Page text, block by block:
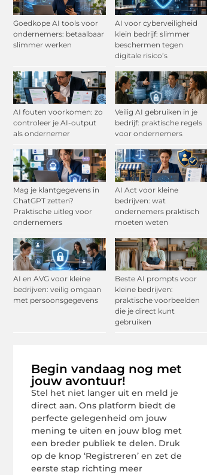
Goedkope AI tools voor
ondernemers: betaalbaar
slimmer werken
AI voor cyberveiligheid
klein bedrijf: slimmer
beschermen tegen
digitale risico’s
AI fouten voorkomen: zo
controleer je AI-output
als ondernemer
Veilig AI gebruiken in je
bedrijf: praktische regels
voor ondernemers
Mag je klantgegevens in
ChatGPT zetten?
Praktische uitleg voor
ondernemers
AI Act voor kleine
bedrijven: wat
ondernemers praktisch
moeten weten
AI en AVG voor kleine
bedrijven: veilig omgaan
met persoonsgegevens
Beste AI prompts voor
kleine bedrijven:
praktische voorbeelden
die je direct kunt
gebruiken
Begin vandaag nog met
jouw avontuur!
Stel het niet langer uit en meld je
direct aan. Ons platform biedt de
perfecte gelegenheid om jouw
mening te uiten en jouw blog met
een breder publiek te delen. Druk
op de knop ‘Registreren’ en zet de
eerste stap richting meer